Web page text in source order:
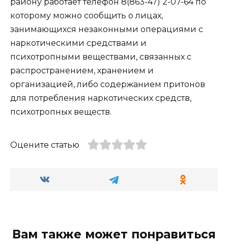
которому можно сообщить о лицах,
занимающихся незаконными операциями с
наркотическими средствами и
психотропными веществами, связанных с
распространением, хранением и
организацией, либо содержанием притонов
для потребления наркотических средств,
психотропных веществ.
Оцените статью
Вам также может понравиться